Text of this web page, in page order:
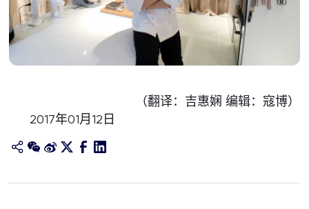
（翻译：吉惠娴 编辑：寇博）
2017年01月12日